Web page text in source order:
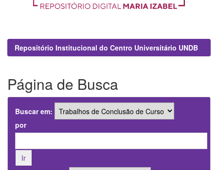
Repositório Institucional do Centro Universitário UNDB
Página de Busca
Buscar em:
por